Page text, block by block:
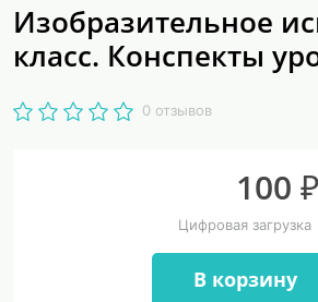
Изобразительное
класс. Конспекты
0 отзывов
100 ₽
Цифровая загрузка
В корзину